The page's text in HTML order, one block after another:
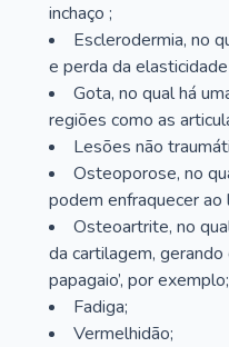
inchaço ;
Esclerodermia, no
e perda da
Gota, no qual há
regiões como as
Lesões não
Osteoporose, no
podem enfraquecer
Osteoartrite, no
da cartilagem,
papagaio’, por exemplo;
Fadiga;
Vermelhidão;